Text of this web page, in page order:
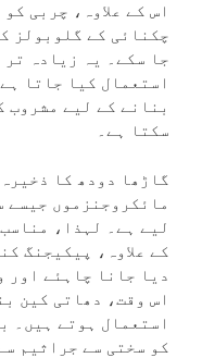
اس کے علاوہ، چربی
چکنائی کے گلوبولز
جا سکے۔ یہ زیادہ تر
استعمال کیا جاتا
بنانے کے لیے مشروب
سکتا ہے۔
گاڑھا دودھ کا
مائکروجنزموں جیسے
لیے ہے۔ لہذا،
کے علاوہ، پیکیجنگ
دیا جانا چاہئے اور
اس وقت، دھاتی کین
استعمال ہوتے ہیں۔
کو سختی سے جراثیم